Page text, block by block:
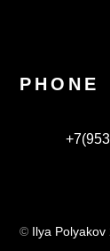
PHONE
© Ilya Polyakov